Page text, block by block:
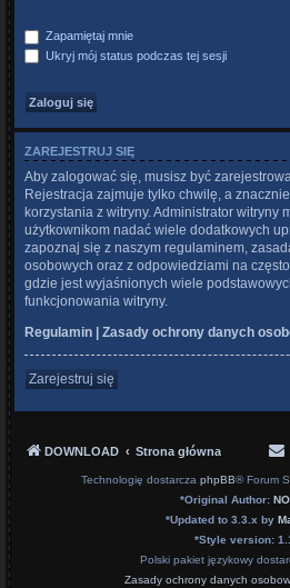
Zapamiętaj mnie
Ukryj mój status podczas tej sesji
ZAREJESTRUJ SIĘ
Aby zalogować się, musisz być
Rejestracja zajmuje tylko chwilę, a
korzystania z witryny. Administrator witryny
użytkownikom nadać wiele dodatkowych
zapoznaj się z naszym regulaminem,
osobowych oraz z odpowiedziami na
gdzie jest wyjaśnionych wiele
funkcjonowania witryny.
Regulamin | Zasady ochrony danych
Zarejestruj się
DOWNLOAD Strona główna
Technologię dostarcza phpBB® Forum
*Original Author:
*Updated to 3.3.x by
*Style version:
Polski pakiet językowy
Zasady ochrony danych